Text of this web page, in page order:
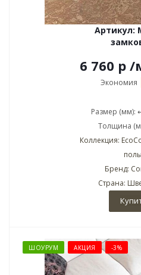
Артикул:
6 760 р /
Экономия
Размер (мм):
Толщина
Коллекция:
Бренд:
Страна:
ШОУРУМ АКЦИЯ -3%